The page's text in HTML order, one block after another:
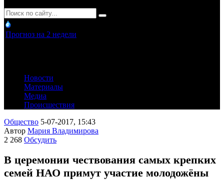
Прогноз на 2 недели
Новости
Материалы
Медиа
Происшествия
Общество 5-07-2017, 15:43
Автор Мария Владимирова
2 268 Обсудить
В церемонии чествования самых крепких
семей НАО примут участие молодожёны